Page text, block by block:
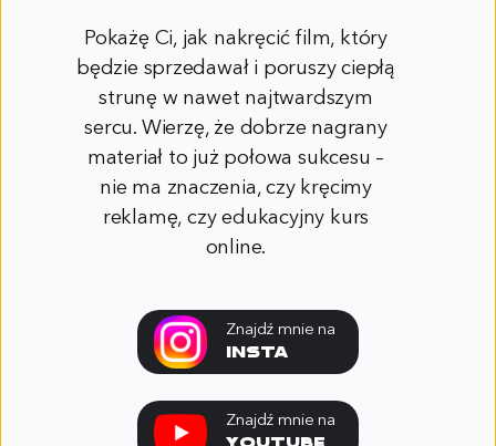
Pokażę Ci, jak nakręcić film, który
będzie sprzedawał i poruszy ciepłą
strunę w nawet najtwardszym
sercu. Wierzę, że dobrze nagrany
materiał to już połowa sukcesu –
nie ma znaczenia, czy kręcimy
reklamę, czy edukacyjny kurs
online.
Znajdź mnie na
Insta
Znajdź mnie na